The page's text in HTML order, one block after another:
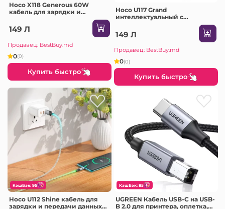
Hoco X118 Generous 60W
кабель для зарядки и
передачи данных с дисплеем
USB-C на USB-C черный
149 Л
Продавец: BestBuy.md
0(0)
Купить быстро
Hoco U117 Grand
интеллектуальный с
автоотключением кабель для
зарядки и передачи данных
USB-C черный
149 Л
Продавец: BestBuy.md
0(0)
Купить быстро
КэшБэк: 95
Hoco U112 Shine кабель для
зарядки и передачи данных
КэшБэк: 85
UGREEN Кабель USB-C на USB-
B 2.0 для принтера, оплетка,